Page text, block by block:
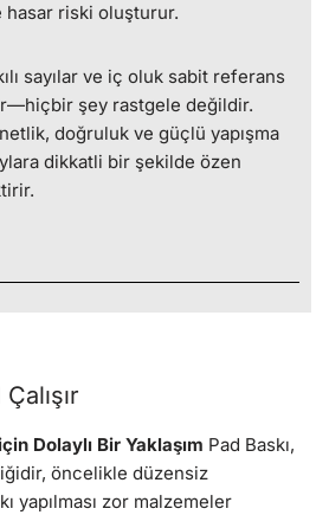
hasar riski oluşturur.
sayılar ve iç oluk sabit referans
şey rastgele değildir.
doğruluk ve güçlü yapışma
dikkatli bir şekilde özen
Dolaylı Bir Yaklaşım Pad Baskı,
öncelikle düzensiz
yapılması zor malzemeler